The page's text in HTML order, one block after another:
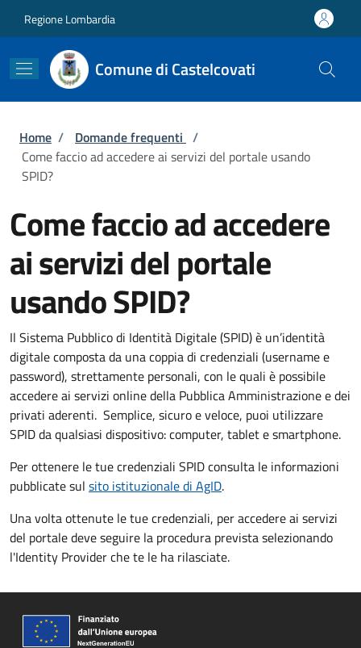
Regione Lombardia
Comune di Castelcovati
Briciole di pane
Home / Domande frequenti /
Come faccio ad accedere ai servizi del portale usando
SPID?
Come faccio ad accedere
ai servizi del portale
usando SPID?
Il Sistema Pubblico di Identità Digitale (SPID) è un’identità
digitale composta da una coppia di credenziali (username e
password), strettamente personali, con le quali è possibile
accedere ai servizi online della Pubblica Amministrazione e dei
privati aderenti. Semplice, sicuro e veloce, puoi utilizzare
SPID da qualsiasi dispositivo: computer, tablet e smartphone.
Per ottenere le tue credenziali SPID consulta le informazioni
pubblicate sul sito istituzionale di AgID.
Una volta ottenute le tue credenziali, per accedere ai servizi
del portale deve seguire la procedura prevista selezionando
l'Identity Provider che te le ha rilasciate.